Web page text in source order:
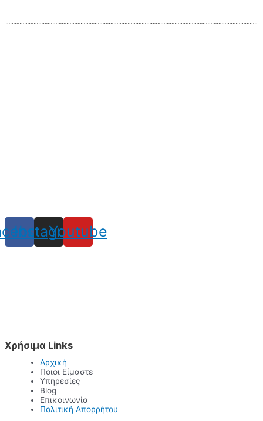
Instagram
Youtube
Χρήσιμα Links
Αρχική
Ποιοι Είμαστε
Υπηρεσίες
Blog
Επικοινωνία
Πολιτική Απορρήτου